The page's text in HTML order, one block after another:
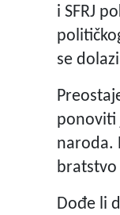
i SFRJ
se
ponoviti
naroda.
Dođe li